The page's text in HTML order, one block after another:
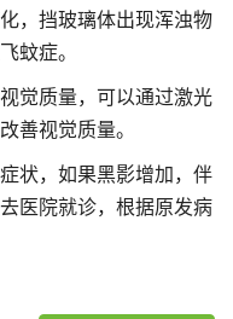
，挡玻璃体出现浑浊物
蚊症。
觉质量，可以通过激光
善视觉质量。
状，如果黑影增加，伴
医院就诊，根据原发病